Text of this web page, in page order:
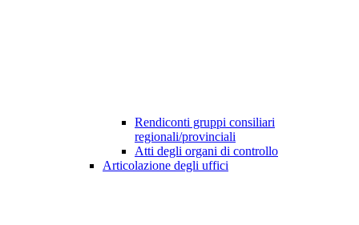
Rendiconti gruppi consiliari
regionali/provinciali
Atti degli organi di controllo
Articolazione degli uffici